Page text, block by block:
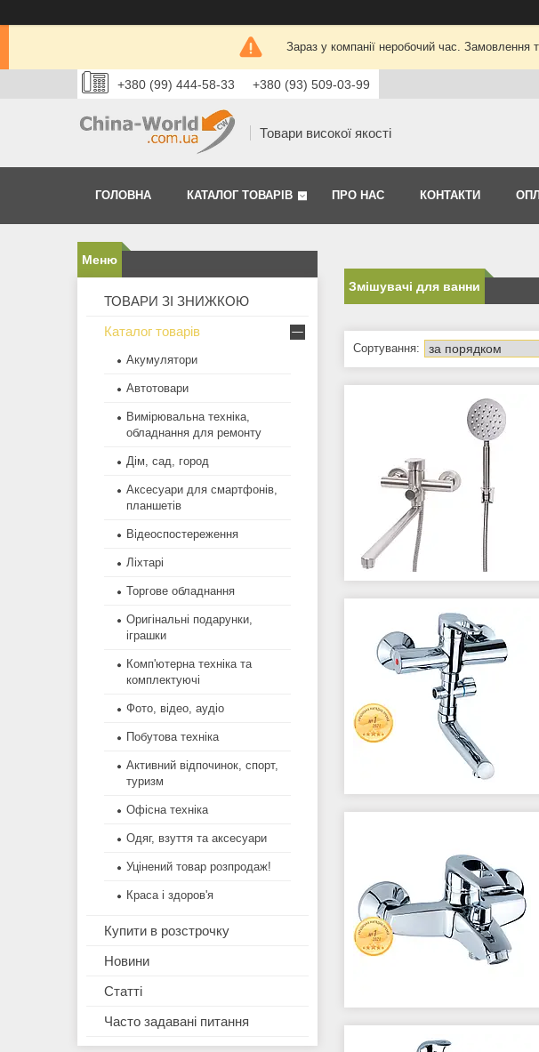
Зараз у компанії неробочий час. Замовлення
+380 (99) 444-58-33 +380 (93) 509-03-99
Товари високої якості
ГОЛОВНА КАТАЛОГ ТОВАРІВ ПРО НАС КОНТАКТИ
Змішувачі для ванни
ТОВАРИ ЗІ ЗНИЖКОЮ
Каталог товарів
Акумулятори
Автотовари
Вимірювальна техніка,
обладнання для ремонту
Дім, сад, город
Аксесуари для смартфонів,
планшетів
Відеоспостереження
Ліхтарі
Торгове обладнання
Оригінальні подарунки,
іграшки
Комп'ютерна техніка та
комплектуючі
Фото, відео, аудіо
Побутова техніка
Активний відпочинок, спорт,
туризм
Офісна техніка
Одяг, взуття та аксесуари
Уцінений товар розпродаж!
Краса і здоров'я
Купити в розстрочку
Новини
Статті
Часто задавані питання